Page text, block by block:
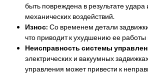
быть повреждена в результате удара
механических воздействий.
Износ: Со временем детали
что приводит к ухудшению ее
Неисправность системы
электрических и вакуумных
управления может привести к